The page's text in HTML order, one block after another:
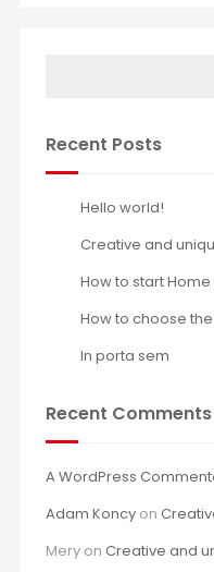
Recent Posts
Hello world!
Creative and
How to start
How to choose
In porta sem
Recent Comments
A WordPress
Adam Koncyon
Meryon Creative and